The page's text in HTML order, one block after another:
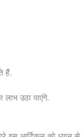
हैं.
उठा पाएंगे.